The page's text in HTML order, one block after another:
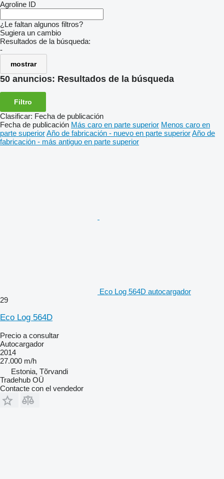
Agroline ID
¿Le faltan algunos filtros?
Sugiera un cambio
Resultados de la búsqueda:
-
mostrar
50 anuncios: Resultados de la búsqueda
Filtro
Clasificar: Fecha de publicación
Fecha de publicación Más caro en parte superior Menos caro en
parte superiorAño de fabricación - nuevo en parte superiorAño de
fabricación - más antiguo en parte superior
Eco Log 564D autocargador
29
Eco Log 564D
Precio a consultar
Autocargador
2014
27.000 m/h
Estonia, Tõrvandi
Tradehub OÜ
Contacte con el vendedor